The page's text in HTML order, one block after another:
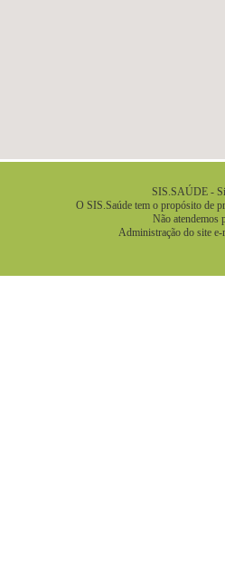
SIS.SAÚDE -
O SIS.Saúde tem o propósito de
Não atendemos
Administração do site